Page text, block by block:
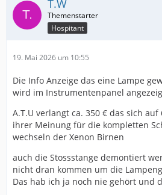
T.W
Hospitant
19. Mai 2026 um 10:55
Die Info Anzeige das eine Lampe
wird im Instrumentenpanel
A.T.U verlangt ca. 350 € das sich
ihrer Meinung für die kompletten
wechseln der Xenon Birnen
auch die Stossstange demontiert
nicht dran kommen um die
Das hab ich ja noch nie gehört und